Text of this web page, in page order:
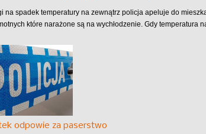
na spadek temperatury na zewnątrz policja apeluje do
które narażone są na wychłodzenie. Gdy temperatura
odpowie za paserstwo